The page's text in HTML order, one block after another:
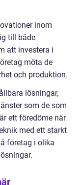
inom
till både
att investera i
möta de
och produktion.
lösningar,
som de som
ett föredöme när
med ett starkt
företag i olika